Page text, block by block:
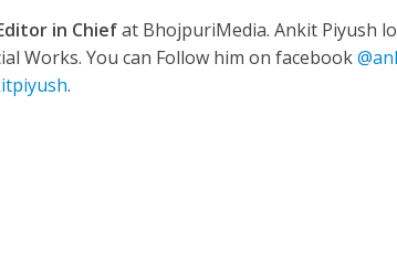
in Chiefat BhojpuriMedia. Ankit Piyush
Works. You can Follow him on facebook
.